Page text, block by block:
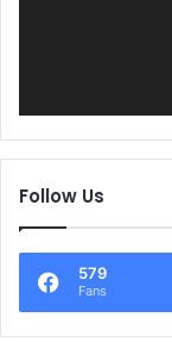
Follow Us
579
Fans